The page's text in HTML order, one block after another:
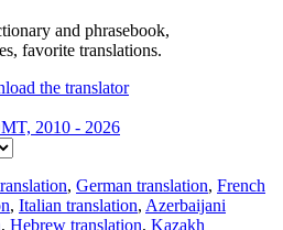
and phrasebook,
favorite translations.
2010 - 2026
, German translation, French
, Italian translation, Azerbaijani
, Hebrew translation, Kazakh